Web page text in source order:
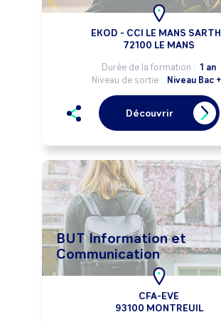
EKOD - CCI LE MANS
72100 LE MANS
Durée de la formation : 1 an
Niveau de sortie : Niveau Bac
Découvrir
BUT Information et
Communication
CFA-EVE
93100 MONTREUIL